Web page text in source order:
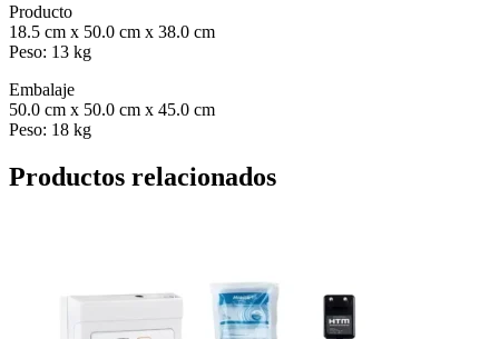
Producto
18.5 cm x 50.0 cm x 38.0 cm
Peso: 13 kg
Embalaje
50.0 cm x 50.0 cm x 45.0 cm
Peso: 18 kg
Productos relacionados